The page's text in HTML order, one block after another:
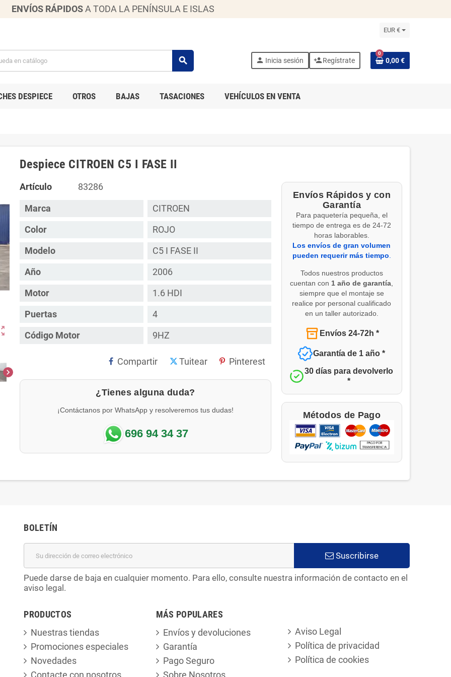
ENVÍOS RÁPIDOS A TODA LA PENÍNSULA E ISLAS
EUR €
search person Inicia sesión person_addRegístrate
0
0,00 €
DESPIECE OTROS BAJAS TASACIONES VEHÍCULOS EN VENTA
chevron_right
Despiece CITROEN C5 I FASE II
Artículo 83286
Marca
CITROEN
Color
ROJO
Modelo
C5 I FASE II
Año
2006
Motor
1.6 HDI
Puertas
4
Código Motor
9HZ
Compartir Tuitear Pinterest
¿Tienes alguna duda?
¡Contáctanos por WhatsApp y resolveremos tus dudas!
696 94 34 37
Envíos Rápidos y con
Garantía
Para paquetería pequeña, el
tiempo de entrega es de 24-72
horas laborables.
Los envíos de gran volumen
pueden requerir más tiempo
Todos nuestros productos
cuentan con 1 año de garantía
siempre que el montaje se
realice por personal cualificado
en un taller autorizado.
Envíos 24-72h *
Garantía de 1 año *
30 días para devolverlo
*
Métodos de Pago
BOLETÍN
Suscribirse
Puede darse de baja en cualquier momento. Para ello, consulte nuestra información de contacto en el
aviso legal.
PRODUCTOS
Nuestras tiendas
Promociones especiales
Novedades
MÁS POPULARES
Envíos y devoluciones
Garantía
Pago Seguro
Aviso Legal
Política de privacidad
Política de cookies